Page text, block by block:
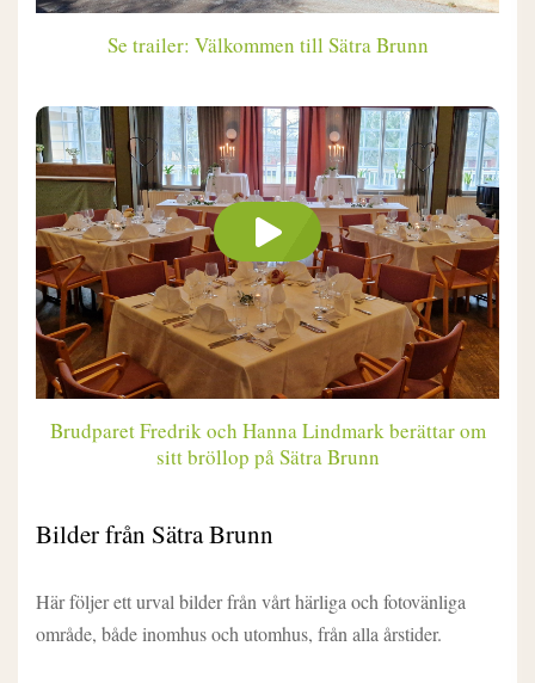
Se trailer: Välkommen till Sätra Brunn
Brudparet Fredrik och Hanna Lindmark berättar om
sitt bröllop på Sätra Brunn
Bilder från Sätra Brunn
Här följer ett urval bilder från vårt härliga och fotovänliga
område, både inomhus och utomhus, från alla årstider.